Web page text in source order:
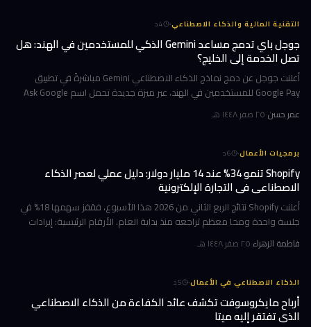
التقنية المالية والذكاء الاصطناعي·
4د
جوجل باي تدمج مساعد Gemini الذكي للمستخدمين في الهند: هل
تصل الخدمة إلى الخليج؟
أعلنت جوجل عن دمج نماذج الذكاء الاصطناعي Gemini مباشرةً في تطبيق
Google Pay للمستخدمين في الهند، عبر ميزة جديدة تحمل اسم Ask Google
عمر حسن·٢٥ صفر ١٤٤٨ هـ
برمجيات الأعمال·
6د
Shopify تنمو 34% عند 14 مليار دولار: دليل عملي لعصر الذكاء
الاصطناعي في التجارة الإلكترونية
أعلنت Shopify نتائج الربع الثاني من 2026 هذا الأسبوع، فقفز سهمها 18% في
جلسة واحدة ومحا معظم تراجعه منذ بداية العام. الأرقام الرئيسية: إيرادات
ربعية 3.58 مليار دولار بنمو 34%، وحجم بضائع إجمالي GMV بل
فاطمة الزهراء·٢٥ صفر ١٤٤٨ هـ
الذكاء الاصطناعي في الأعمال·
5د
أرباح مايكروسوفت تكشف عائد الكفاءة من الذكاء الاصطناعي
الذي تفتقر إليه ميتا